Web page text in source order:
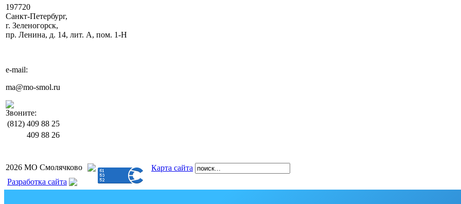
197720
Санкт-Петербург,
г. Зеленогорск,
пр. Ленина, д. 14, лит. А, пом. 1-Н
e-mail:
ma@mo-smol.ru
Звоните:
(812) 409 88 25
409 88 26
2026 МО Смолячково
Карта сайта
Разработка сайта